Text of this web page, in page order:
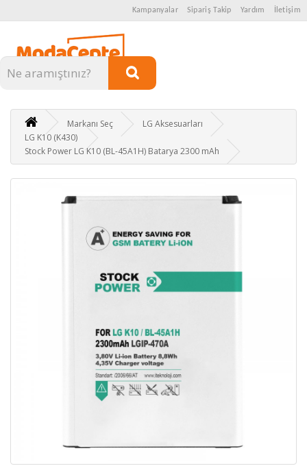
Kampanyalar Sipariş Takip Yardım İletişim
Kategoriler
Markanı Seç
LG Aksesuarları
LG K10 (K430)
Stock Power LG K10 (BL-45A1H) Batarya 2300 mAh